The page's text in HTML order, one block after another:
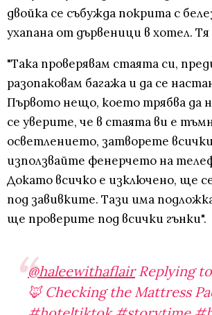
двойка се събужда покрита с
ухапана от дървеници в хотел. Тя
"Така проверявам стаята си,
разопаковам багажа и да се
Първото нещо, което трябва да
се уверите, че в стаята ви е
осветлението, затворете
използвайте фенерчето на
Докато всичко е изключено, ще
под завивките. Тази има
ще проверите под всички гънки".
@haleewithaflairReplying
🦊 Checking the Mattress